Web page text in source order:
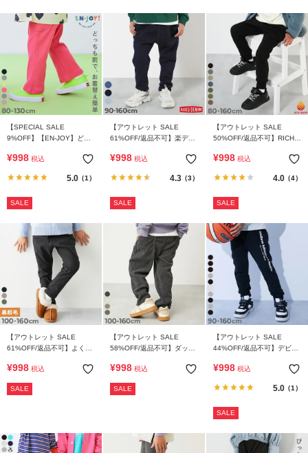
【SPECIAL SALE
9%OFF】【EN-JOY】どっ
カラフル リブフレアパンツ
¥998 税込
5.0（1）
SALE
【アウトレット SALE
61%OFF/返品不可】楽デニ
¥998 税込
4.3（3）
SALE
【アウトレット SALE
50%OFF/返品不可】RICH
ンツ
¥998 税込
4.0（4）
SALE
【アウトレット SALE
61%OFF/返品不可】よくば
パンツ
¥998 税込
SALE
【アウトレット SALE
58%OFF/返品不可】ダッド
ロイ風ストレッチパンツ
¥998 税込
SALE
【アウトレット SALE
44%OFF/返品不可】デビラ
ツ
¥998 税込
5.0（1）
SALE